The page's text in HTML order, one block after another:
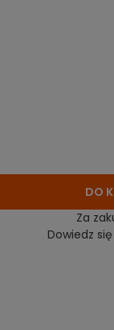
DO
Za
Dowiedz